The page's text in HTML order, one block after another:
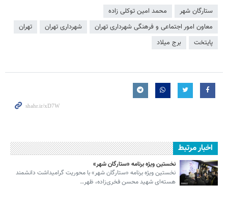
ستارگان شهر
محمد امین توکلی زاده
معاون امور اجتماعی و فرهنگی شهرداری تهران
شهرداری تهران
تهران
پایتخت
برج میلاد
اخبار مرتبط
نخستین ویژه برنامه «ستارگان شهر»
نخستین ویژه برنامه «ستارگان شهر» با محوریت گرامیداشت دانشمند
هسته‌ای شهید محسن فخری‌زاده، ظهر…